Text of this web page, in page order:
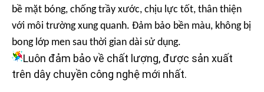
bề mặt bóng, chống trầy xước, chịu lực tốt, thân thiện
với môi trường xung quanh. Đảm bảo bền màu, không bị
bong lớp men sau thời gian dài sử dụng.
Luôn đảm bảo về chất lượng, được sản xuất
trên dây chuyền công nghệ mới nhất.